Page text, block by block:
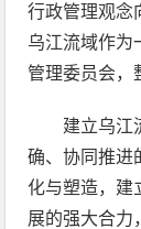
行政管理观念
乌江流域作为
管理委员会，
建立乌江
确、协同推进
化与塑造，建
展的强大合力